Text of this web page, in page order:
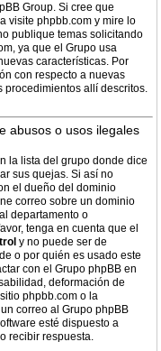
Group. Si cree que
visite phpbb.com y mire lo
publique temas solicitando
ya que el Grupo usa
características. Por
con respecto a nuevas
procedimientos allí descritos.
abusos o usos ilegales
la lista del grupo donde dice
sus quejas. Si así no
el dueño del dominio
correo sobre un dominio
departamento o
tenga en cuenta que el
y no puede ser de
o por quién es usado este
con el Grupo phpBB en
deformación de
phpbb.com o la
correo al Grupo phpBB
esté dispuesto a
recibir respuesta.